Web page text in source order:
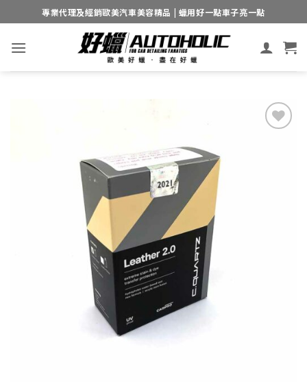
to
content
專業代理及經銷歐美汽車美容精品 | 蠟用好一點車子亮一點